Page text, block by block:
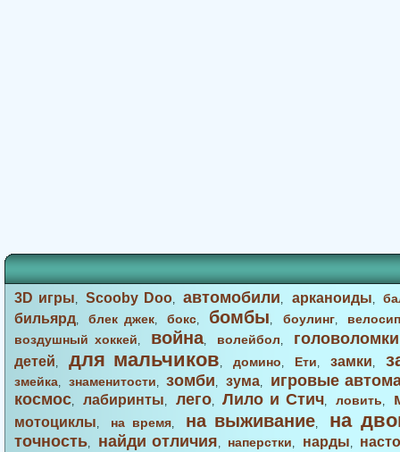
3D игры,Scooby Doo,автомобили, арканоиды,
бильярд,блек джек,бокс, бомбы, боулинг,
воздушный хоккей, война, волейбол, головоломки
детей, для мальчиков, домино, Ети, замки,
змейка, знаменитости,зомби, зума,
игровые
космос, лабиринты, лего,Лило и Стич,ловить,
мотоциклы, на время, на выживание, на
точность, найди отличия, наперстки, нарды,